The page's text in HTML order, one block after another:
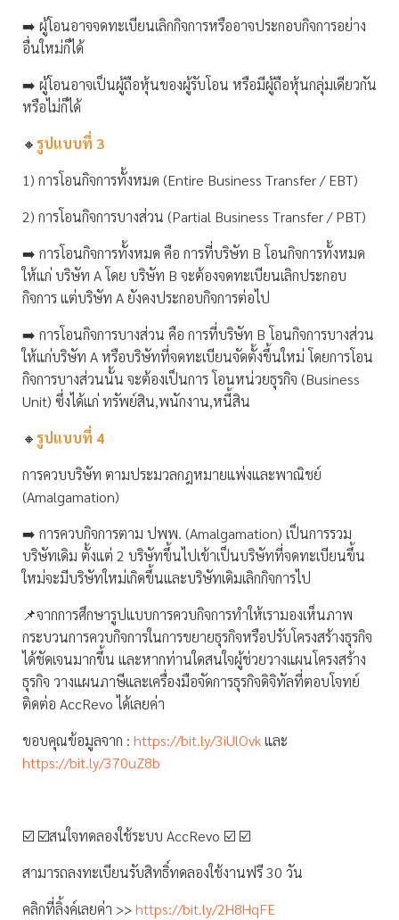
➡️ ผู้โอนอาจจดทะเบียนเลิกกิจการหรืออาจประกอบกิจการอย่าง
อื่นใหม่ก็ได้
➡️ ผู้โอนอาจเป็นผู้ถือหุ้นของผู้รับโอน หรือมีผู้ถือหุ้นกลุ่มเดียวกัน
หรือไม่ก็ได้
🔸รูปแบบที่ 3
1) การโอนกิจการทั้งหมด (Entire Business Transfer / EBT)
2) การโอนกิจการบางส่วน (Partial Business Transfer / PBT)
➡️ การโอนกิจการทั้งหมด คือ การที่บริษัท B โอนกิจการทั้งหมด
ให้แก่ บริษัท A โดย บริษัท B จะต้องจดทะเบียนเลิกประกอบ
กิจการ แต่บริษัท A ยังคงประกอบกิจการต่อไป
➡️ การโอนกิจการบางส่วน คือ การที่บริษัท B โอนกิจการบางส่วน
ให้แก่บริษัท A หรือบริษัทที่จดทะเบียนจัดตั้งขึ้นใหม่ โดยการโอน
กิจการบางส่วนนั้น จะต้องเป็นการ โอนหน่วยธุรกิจ (Business
Unit) ซึ่งได้แก่ ทรัพย์สิน,พนักงาน,หนี้สิน
🔸รูปแบบที่ 4
การควบบริษัท ตามประมวลกฎหมายแพ่งและพาณิชย์
(Amalgamation)
➡️ การควบกิจการตาม ปพพ. (Amalgamation) เป็นการรวม
บริษัทเดิม ตั้งแต่ 2 บริษัทขึ้นไปเข้าเป็นบริษัทที่จดทะเบียนขึ้น
ใหม่จะมีบริษัทใหม่เกิดขึ้นและบริษัทเดิมเลิกกิจการไป
📌จากการศึกษารูปแบบการควบกิจการทำให้เรามองเห็นภาพ
กระบวนการควบกิจการในการขยายธุรกิจหรือปรับโครงสร้างธุรกิจ
ได้ชัดเจนมากขึ้น และหากท่านใดสนใจผู้ช่วยวางแผนโครงสร้าง
ธุรกิจ วางแผนภาษีและเครื่องมือจัดการธุรกิจดิจิทัลที่ตอบโจทย์
ติดต่อ AccRevo ได้เลยค่า
ขอบคุณข้อมูลจาก : https://bit.ly/3iUlOvkและ
https://bit.ly/370uZ8b
☑️ ☑️สนใจทดลองใช้ระบบ AccRevo ☑️ ☑️
สามารถลงทะเบียนรับสิทธิ์ทดลองใช้งานฟรี 30 วัน
คลิกที่ลิ้งค์เลยค่า >>https://bit.ly/2H8HqFE